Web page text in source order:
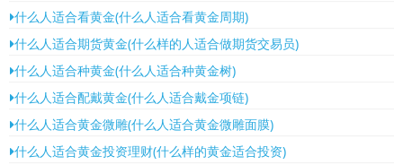
什么人适合看黄金(什么人适合看黄金周期)
什么人适合期货黄金(什么样的人适合做期货交易员)
什么人适合种黄金(什么人适合种黄金树)
什么人适合配戴黄金(什么人适合戴金项链)
什么人适合黄金微雕(什么人适合黄金微雕面膜)
什么人适合黄金投资理财(什么样的黄金适合投资)